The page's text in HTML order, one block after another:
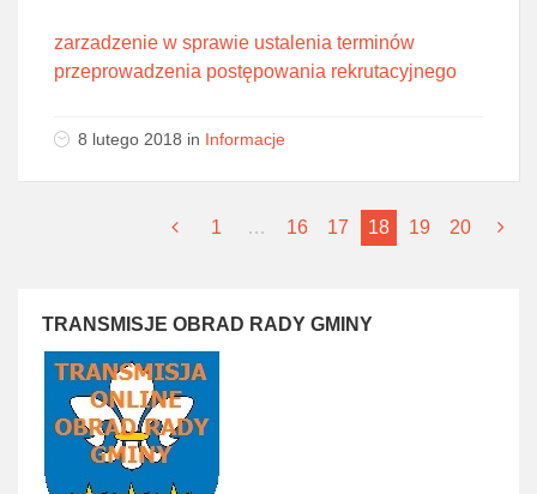
zarzadzenie w sprawie ustalenia terminów
przeprowadzenia postępowania rekrutacyjnego
8 lutego 2018 in Informacje
1 … 16 17 18 19 20
TRANSMISJE OBRAD RADY GMINY